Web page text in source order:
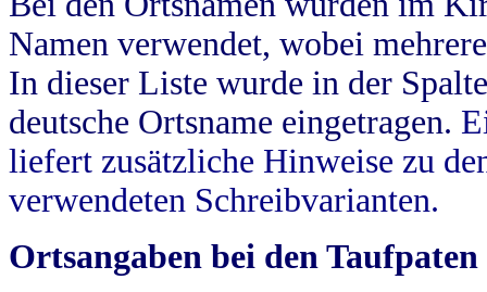
Namen verwendet, wobei
In dieser Liste wurde in der
deutsche Ortsname eingetragen.
liefert zusätzliche Hinweise zu
verwendeten Schreibvarianten.
Ortsangaben bei den Taufpaten